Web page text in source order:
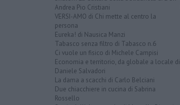
Andrea Pio Cristiani
VERSI-AMO di Chi mette al centro la
persona
Eureka! di Nausica Manzi
Tabasco senza filtro di Tabasco n.6
Ci vuole un fisico di Michele Campisi
Economia e territorio, da globale a locale di
Daniele Salvadori
La dama a scacchi di Carlo Belciani
Due chiacchiere in cucina di Sabrina
Rossello